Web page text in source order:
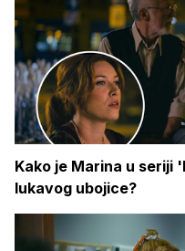
Kako je Marina u seriji
lukavog ubojice?